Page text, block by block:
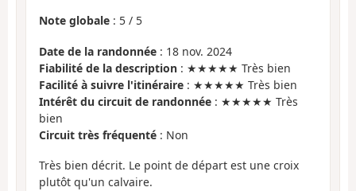
Note globale : 5 / 5
Date de la randonnée : 18 nov. 2024
Fiabilité de la description : ★★★★★ Très bien
Facilité à suivre l'itinéraire : ★★★★★ Très bien
Intérêt du circuit de randonnée : ★★★★★ Très
bien
Circuit très fréquenté : Non
Très bien décrit. Le point de départ est une croix
plutôt qu'un calvaire.